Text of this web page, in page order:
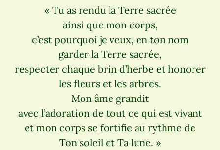
« Tu as rendu la Terre sacrée
ainsi que mon corps,
c’est pourquoi je veux, en ton nom
garder la Terre sacrée,
respecter chaque brin d’herbe et honorer
les fleurs et les arbres.
Mon âme grandit
avec l’adoration de tout ce qui est vivant
et mon corps se fortifie au rythme de
Ton soleil et Ta lune. »